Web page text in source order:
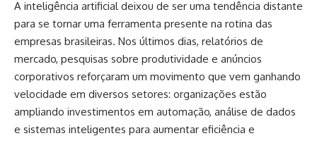
A inteligência artificial deixou de ser uma tendência distante
para se tornar uma ferramenta presente na rotina das
empresas brasileiras. Nos últimos dias, relatórios de
mercado, pesquisas sobre produtividade e anúncios
corporativos reforçaram um movimento que vem ganhando
velocidade em diversos setores: organizações estão
ampliando investimentos em automação, análise de dados
e sistemas inteligentes para aumentar eficiência e